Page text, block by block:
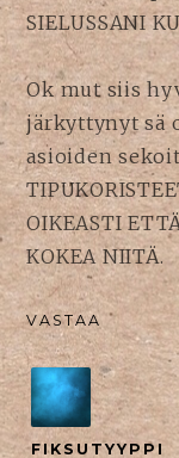
SIELUSSANI
Ok mut siis
järkyttynyt sä
asioiden
OIKEASTI
KOKEA NIITÄ.
VASTAA
FIKSUTYYPPI